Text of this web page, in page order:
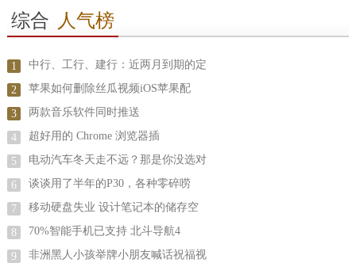
综合 人气榜
1 中行、工行、建行：近两月到期的定
2 苹果如何删除丝瓜视频iOS苹果配
3 两款音乐软件同时推送
4 超好用的 Chrome 浏览器插
5 电动汽车冬天走不远？那是你没选对
6 谈谈用了半年的P30，各种零碎唠
7 移动硬盘失业 设计笔记本的储存空
8 70%智能手机已支持 北斗导航4
9 非洲黑人小孩举牌小朋友喊话祝福视